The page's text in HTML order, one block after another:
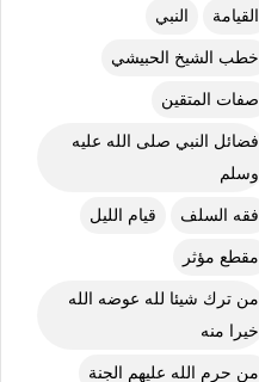
القيامة النبي
خطب الشيخ الحبيشي
صفات المتقين
فضائل النبي صلى الله عليه
وسلم
فقه السلف قيام الليل
مقطع مؤثر
من ترك شيئا لله عوضه الله
خيرا منه
من حرم الله عليهم الجنة